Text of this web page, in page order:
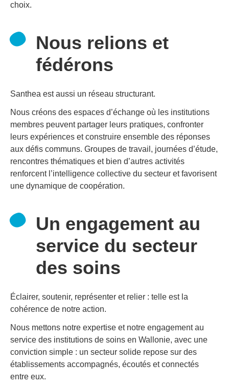
choix.
Nous relions et
fédérons
Santhea est aussi un réseau structurant.
Nous créons des espaces d’échange où les institutions
membres peuvent partager leurs pratiques, confronter
leurs expériences et construire ensemble des réponses
aux défis communs. Groupes de travail, journées d’étude,
rencontres thématiques et bien d’autres activités
renforcent l’intelligence collective du secteur et favorisent
une dynamique de coopération.
Un engagement au
service du secteur
des soins
Éclairer, soutenir, représenter et relier : telle est la
cohérence de notre action.
Nous mettons notre expertise et notre engagement au
service des institutions de soins en Wallonie, avec une
conviction simple : un secteur solide repose sur des
établissements accompagnés, écoutés et connectés
entre eux.